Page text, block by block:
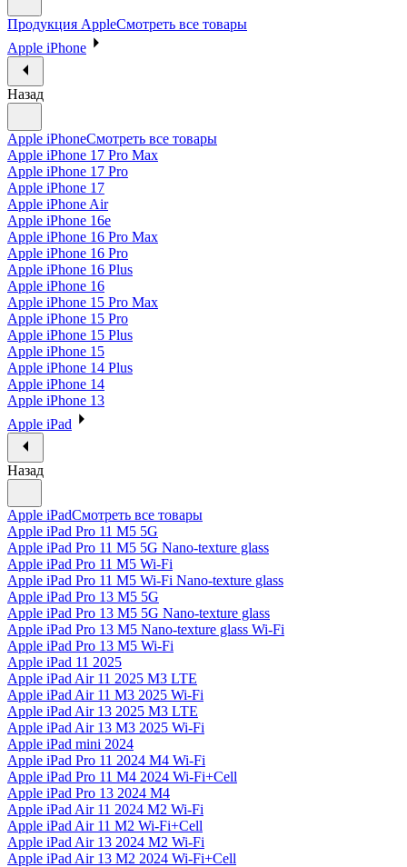
Продукция AppleСмотреть все товары
Apple iPhone
Назад
Apple iPhoneСмотреть все товары
Apple iPhone 17 Pro Max
Apple iPhone 17 Pro
Apple iPhone 17
Apple iPhone Air
Apple iPhone 16e
Apple iPhone 16 Pro Max
Apple iPhone 16 Pro
Apple iPhone 16 Plus
Apple iPhone 16
Apple iPhone 15 Pro Max
Apple iPhone 15 Pro
Apple iPhone 15 Plus
Apple iPhone 15
Apple iPhone 14 Plus
Apple iPhone 14
Apple iPhone 13
Apple iPad
Назад
Apple iPadСмотреть все товары
Apple iPad Pro 11 M5 5G
Apple iPad Pro 11 M5 5G Nano-texture glass
Apple iPad Pro 11 M5 Wi-Fi
Apple iPad Pro 11 M5 Wi-Fi Nano-texture glass
Apple iPad Pro 13 M5 5G
Apple iPad Pro 13 M5 5G Nano-texture glass
Apple iPad Pro 13 M5 Nano-texture glass Wi-Fi
Apple iPad Pro 13 M5 Wi-Fi
Apple iPad 11 2025
Apple iPad Air 11 2025 M3 LTE
Apple iPad Air 11 M3 2025 Wi-Fi
Apple iPad Air 13 2025 M3 LTE
Apple iPad Air 13 M3 2025 Wi-Fi
Apple iPad mini 2024
Apple iPad Pro 11 2024 M4 Wi-Fi
Apple iPad Pro 11 M4 2024 Wi-Fi+Cell
Apple iPad Pro 13 2024 M4
Apple iPad Air 11 2024 M2 Wi-Fi
Apple iPad Air 11 M2 Wi-Fi+Cell
Apple iPad Air 13 2024 M2 Wi-Fi
Apple iPad Air 13 M2 2024 Wi-Fi+Cell